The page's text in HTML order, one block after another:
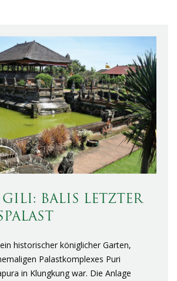
BALIS LETZTER
historischer königlicher Garten,
Palastkomplexes Puri
in Klungkung war. Die Anlage